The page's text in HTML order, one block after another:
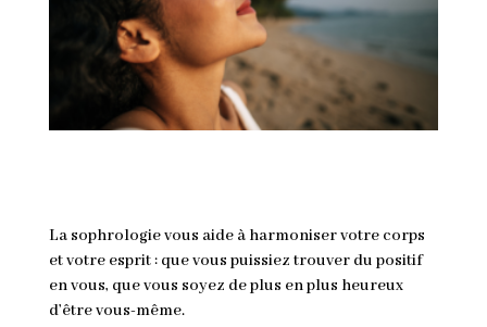
La sophrologie vous aide à harmoniser votre corps
et votre esprit : que vous puissiez trouver du positif
en vous, que vous soyez de plus en plus heureux
d’être vous-même.